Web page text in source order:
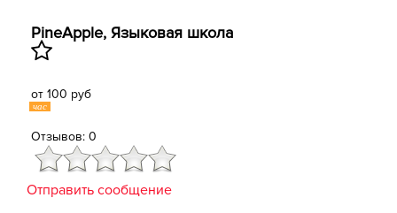
PineApple, Языковая школа
от 100 руб
час
Отзывов: 0
Отправить сообщение